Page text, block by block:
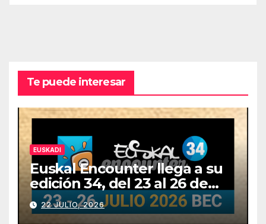
Te puede interesar
EUSKADI
Euskal Encounter llega a su
edición 34, del 23 al 26 de
julio
22 JULIO, 2026